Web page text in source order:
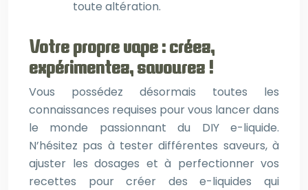
toute altération.
Votre propre vape : créez,
expérimentez, savourez !
Vous possédez désormais toutes les
connaissances requises pour vous lancer dans
le monde passionnant du DIY e-liquide.
N’hésitez pas à tester différentes saveurs, à
ajuster les dosages et à perfectionner vos
recettes pour créer des e-liquides qui